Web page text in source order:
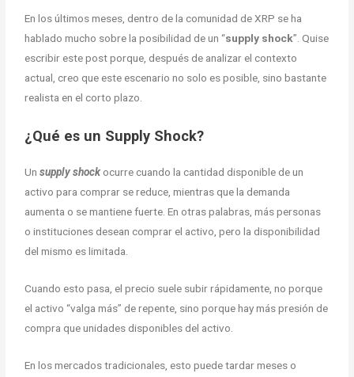
En los últimos meses, dentro de la comunidad de XRP se ha
hablado mucho sobre la posibilidad de un “supply shock”. Quise
escribir este post porque, después de analizar el contexto
actual, creo que este escenario no solo es posible, sino bastante
realista en el corto plazo.
¿Qué es un Supply Shock?
Unsupply shockocurre cuando la cantidad disponible de un
activo para comprar se reduce, mientras que la demanda
aumenta o se mantiene fuerte. En otras palabras, más personas
o instituciones desean comprar el activo, pero la disponibilidad
del mismo es limitada.
Cuando esto pasa, el precio suele subir rápidamente, no porque
el activo “valga más” de repente, sino porque hay más presión de
compra que unidades disponibles del activo.
En los mercados tradicionales, esto puede tardar meses o